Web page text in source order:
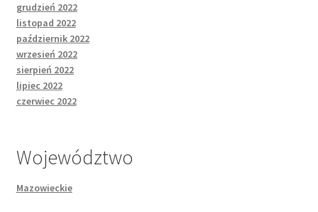
grudzień 2022
listopad 2022
październik 2022
wrzesień 2022
sierpień 2022
lipiec 2022
czerwiec 2022
Województwo
Mazowieckie